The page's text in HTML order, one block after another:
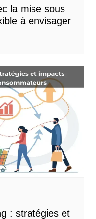
la mise sous
à envisager
: stratégies et